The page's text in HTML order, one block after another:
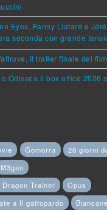
Eyes, Fanny Liatard e
seconda con grande
il trailer finale del
Odissea il box office 2026
Gomorra
28 giorni
M3gan
Trainer
Opus
a Il gattopardo